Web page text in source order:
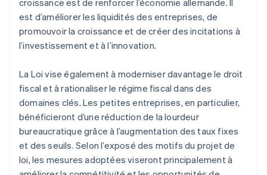
croissance est de renforcer l’économie allemande. Il
est d’améliorer les liquidités des entreprises, de
promouvoir la croissance et de créer des incitations à
l’investissement et à l’innovation.
La Loi vise également à moderniser davantage le droit
fiscal et à rationaliser le régime fiscal dans des
domaines clés. Les petites entreprises, en particulier,
bénéficieront d’une réduction de la lourdeur
bureaucratique grâce à l’augmentation des taux fixes
et des seuils. Selon l’exposé des motifs du projet de
loi, les mesures adoptées viseront principalement à